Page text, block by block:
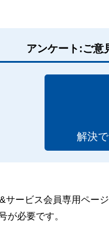
アンケート:ご意
解決
サービス会員専用ペー
が必要です。